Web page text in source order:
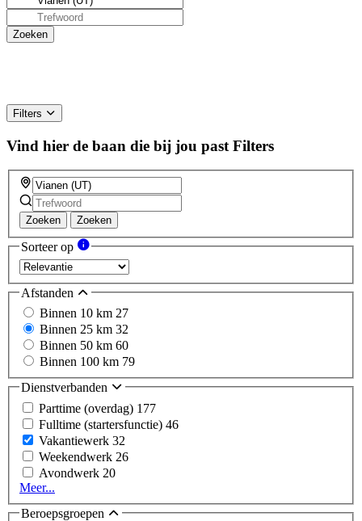
Filters
Vind hier de baan die bij jou past Filters
Zoeken Zoeken
Sorteer op
Afstanden
Binnen 10 km 27
Binnen 25 km 32
Binnen 50 km 60
Binnen 100 km 79
Dienstverbanden
Parttime (overdag) 177
Fulltime (startersfunctie) 46
Vakantiewerk 32
Weekendwerk 26
Avondwerk 20
Meer...
Beroepsgroepen